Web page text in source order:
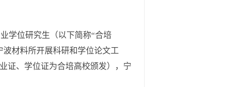
学位研究生（以下简称“合培
材料所开展科研和学位论文工
证、学位证为合培高校颁发），宁